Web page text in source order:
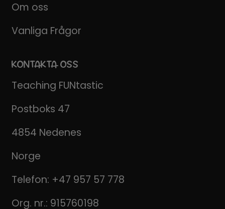
Om oss
Vanliga Frågor
KONTAKTA OSS
Teaching FUNtastic
Postboks 47
4854 Nedenes
Norge
Telefon: +47 957 57 778
Org. nr.: 915760198